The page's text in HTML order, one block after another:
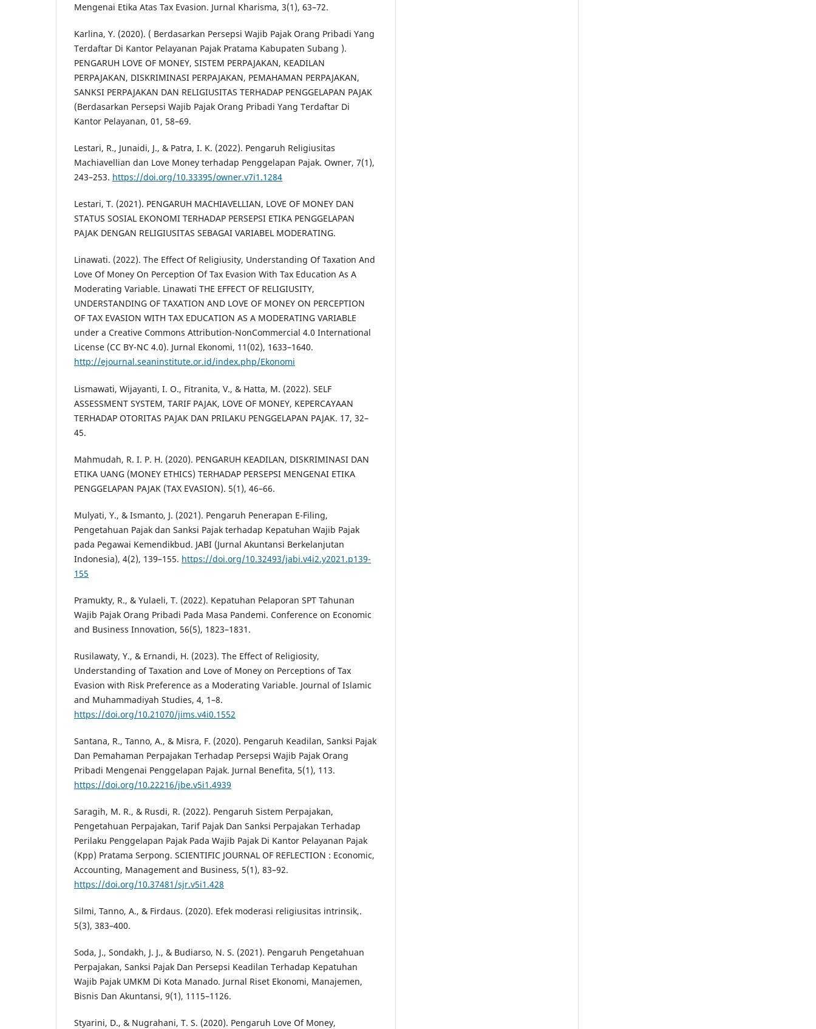
Mengenai Etika Atas Tax Evasion. Jurnal Kharisma, 3(1), 63–72.
Karlina, Y. (2020). ( Berdasarkan Persepsi Wajib Pajak Orang Pribadi Yang
Terdaftar Di Kantor Pelayanan Pajak Pratama Kabupaten Subang ).
PENGARUH LOVE OF MONEY, SISTEM PERPAJAKAN, KEADILAN
PERPAJAKAN, DISKRIMINASI PERPAJAKAN, PEMAHAMAN PERPAJAKAN,
SANKSI PERPAJAKAN DAN RELIGIUSITAS TERHADAP PENGGELAPAN PAJAK
(Berdasarkan Persepsi Wajib Pajak Orang Pribadi Yang Terdaftar Di
Kantor Pelayanan, 01, 58–69.
Lestari, R., Junaidi, J., & Patra, I. K. (2022). Pengaruh Religiusitas
Machiavellian dan Love Money terhadap Penggelapan Pajak. Owner, 7(1),
243–253. https://doi.org/10.33395/owner.v7i1.1284
Lestari, T. (2021). PENGARUH MACHIAVELLIAN, LOVE OF MONEY DAN
STATUS SOSIAL EKONOMI TERHADAP PERSEPSI ETIKA PENGGELAPAN
PAJAK DENGAN RELIGIUSITAS SEBAGAI VARIABEL MODERATING.
Linawati. (2022). The Effect Of Religiusity, Understanding Of Taxation And
Love Of Money On Perception Of Tax Evasion With Tax Education As A
Moderating Variable. Linawati THE EFFECT OF RELIGIUSITY,
UNDERSTANDING OF TAXATION AND LOVE OF MONEY ON PERCEPTION
OF TAX EVASION WITH TAX EDUCATION AS A MODERATING VARIABLE
under a Creative Commons Attribution-NonCommercial 4.0 International
License (CC BY-NC 4.0). Jurnal Ekonomi, 11(02), 1633–1640.
http://ejournal.seaninstitute.or.id/index.php/Ekonomi
Lismawati, Wijayanti, I. O., Fitranita, V., & Hatta, M. (2022). SELF
ASSESSMENT SYSTEM, TARIF PAJAK, LOVE OF MONEY, KEPERCAYAAN
TERHADAP OTORITAS PAJAK DAN PRILAKU PENGGELAPAN PAJAK. 17, 32–
45.
Mahmudah, R. I. P. H. (2020). PENGARUH KEADILAN, DISKRIMINASI DAN
ETIKA UANG (MONEY ETHICS) TERHADAP PERSEPSI MENGENAI ETIKA
PENGGELAPAN PAJAK (TAX EVASION). 5(1), 46–66.
Mulyati, Y., & Ismanto, J. (2021). Pengaruh Penerapan E-Filing,
Pengetahuan Pajak dan Sanksi Pajak terhadap Kepatuhan Wajib Pajak
pada Pegawai Kemendikbud. JABI (Jurnal Akuntansi Berkelanjutan
Indonesia), 4(2), 139–155. https://doi.org/10.32493/jabi.v4i2.y2021.p139-
155
Pramukty, R., & Yulaeli, T. (2022). Kepatuhan Pelaporan SPT Tahunan
Wajib Pajak Orang Pribadi Pada Masa Pandemi. Conference on Economic
and Business Innovation, 56(5), 1823–1831.
Rusilawaty, Y., & Ernandi, H. (2023). The Effect of Religiosity,
Understanding of Taxation and Love of Money on Perceptions of Tax
Evasion with Risk Preference as a Moderating Variable. Journal of Islamic
and Muhammadiyah Studies, 4, 1–8.
https://doi.org/10.21070/jims.v4i0.1552
Santana, R., Tanno, A., & Misra, F. (2020). Pengaruh Keadilan, Sanksi Pajak
Dan Pemahaman Perpajakan Terhadap Persepsi Wajib Pajak Orang
Pribadi Mengenai Penggelapan Pajak. Jurnal Benefita, 5(1), 113.
https://doi.org/10.22216/jbe.v5i1.4939
Saragih, M. R., & Rusdi, R. (2022). Pengaruh Sistem Perpajakan,
Pengetahuan Perpajakan, Tarif Pajak Dan Sanksi Perpajakan Terhadap
Perilaku Penggelapan Pajak Pada Wajib Pajak Di Kantor Pelayanan Pajak
(Kpp) Pratama Serpong. SCIENTIFIC JOURNAL OF REFLECTION : Economic,
Accounting, Management and Business, 5(1), 83–92.
https://doi.org/10.37481/sjr.v5i1.428
Silmi, Tanno, A., & Firdaus. (2020). Efek moderasi religiusitas intrinsik,.
5(3), 383–400.
Soda, J., Sondakh, J. J., & Budiarso, N. S. (2021). Pengaruh Pengetahuan
Perpajakan, Sanksi Pajak Dan Persepsi Keadilan Terhadap Kepatuhan
Wajib Pajak UMKM Di Kota Manado. Jurnal Riset Ekonomi, Manajemen,
Bisnis Dan Akuntansi, 9(1), 1115–1126.
Styarini, D., & Nugrahani, T. S. (2020). Pengaruh Love Of Money,